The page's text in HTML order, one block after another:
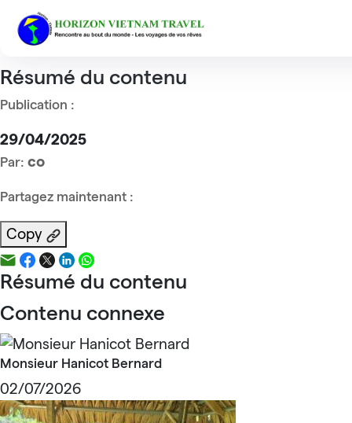
Accueil
Mme Fabienne berge
Résumé du contenu
Publication :
29/04/2025
Par: co
Partagez maintenant :
Copy
Résumé du contenu
Contenu connexe
Monsieur Hanicot Bernard
02/07/2026